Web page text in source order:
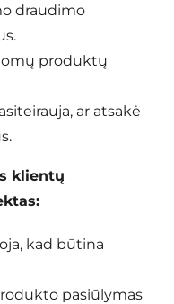
draudimo
produktų
ar atsakė
klientų
kad būtina
pasiūlymas